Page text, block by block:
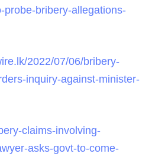
probe-bribery-allegations-
2022/07/06/bribery-
inquiry-against-minister-
claims-involving-
asks-govt-to-come-